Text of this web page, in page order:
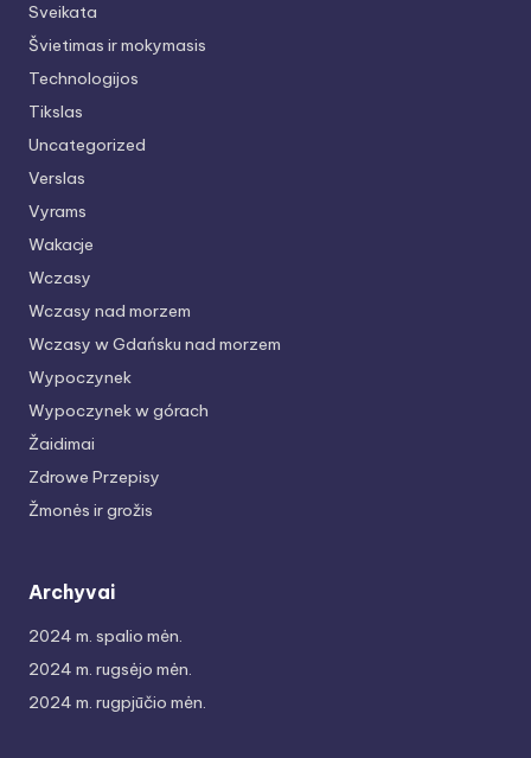
Sveikata
Švietimas ir mokymasis
Technologijos
Tikslas
Uncategorized
Verslas
Vyrams
Wakacje
Wczasy
Wczasy nad morzem
Wczasy w Gdańsku nad morzem
Wypoczynek
Wypoczynek w górach
Žaidimai
Zdrowe Przepisy
Žmonės ir grožis
Archyvai
2024 m. spalio mėn.
2024 m. rugsėjo mėn.
2024 m. rugpjūčio mėn.